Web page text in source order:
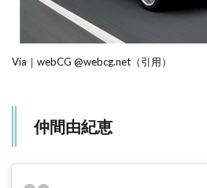
Via｜webCG @webcg.net（引用）
仲間由紀恵